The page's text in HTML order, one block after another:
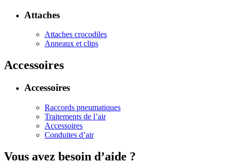
Attaches
Attaches crocodiles
Anneaux et clips
Accessoires
Accessoires
Raccords pneumatiques
Traitements de l’air
Accessoires
Conduites d’air
Vous avez besoin d’aide ?